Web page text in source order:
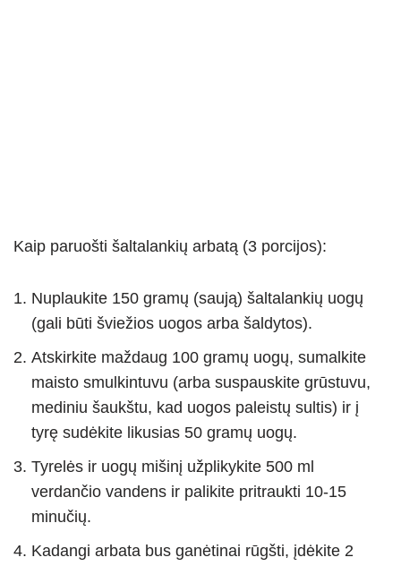
Kaip paruošti šaltalankių arbatą (3 porcijos):
Nuplaukite 150 gramų (saują) šaltalankių uogų
(gali būti šviežios uogos arba šaldytos).
Atskirkite maždaug 100 gramų uogų, sumalkite
maisto smulkintuvu (arba suspauskite grūstuvu,
mediniu šaukštu, kad uogos paleistų sultis) ir į
tyrę sudėkite likusias 50 gramų uogų.
Tyrelės ir uogų mišinį užplikykite 500 ml
verdančio vandens ir palikite pritraukti 10-15
minučių.
Kadangi arbata bus ganėtinai rūgšti, įdėkite 2